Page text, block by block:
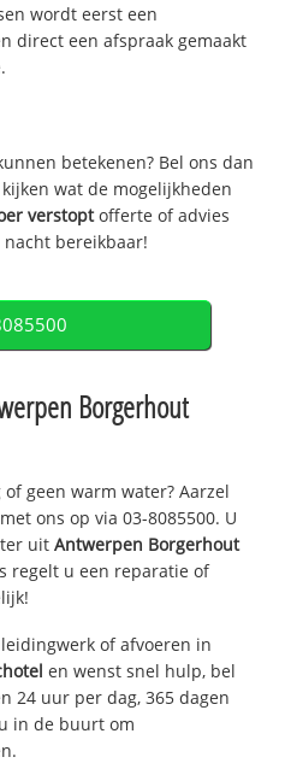
wordt eerst een
direct een afspraak gemaakt
betekenen? Bel ons dan
wat de mogelijkheden
verstoptofferte of advies
nacht bereikbaar!
Borgerhout
geen warm water? Aarzel
ons op via 03-8085500. U
uitAntwerpen Borgerhout
regelt u een reparatie of
of afvoeren in
en wenst snel hulp, bel
24 uur per dag, 365 dagen
in de buurt om